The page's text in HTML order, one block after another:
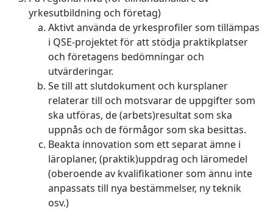
yrkesutbildning och företag)
Aktivt använda de yrkesprofiler som tillämpas
i QSE-projektet för att stödja praktikplatser
och företagens bedömningar och
utvärderingar.
Se till att slutdokument och kursplaner
relaterar till och motsvarar de uppgifter som
ska utföras, de (arbets)resultat som ska
uppnås och de förmågor som ska besittas.
Beakta innovation som ett separat ämne i
läroplaner, (praktik)uppdrag och läromedel
(oberoende av kvalifikationer som ännu inte
anpassats till nya bestämmelser, ny teknik
osv.)